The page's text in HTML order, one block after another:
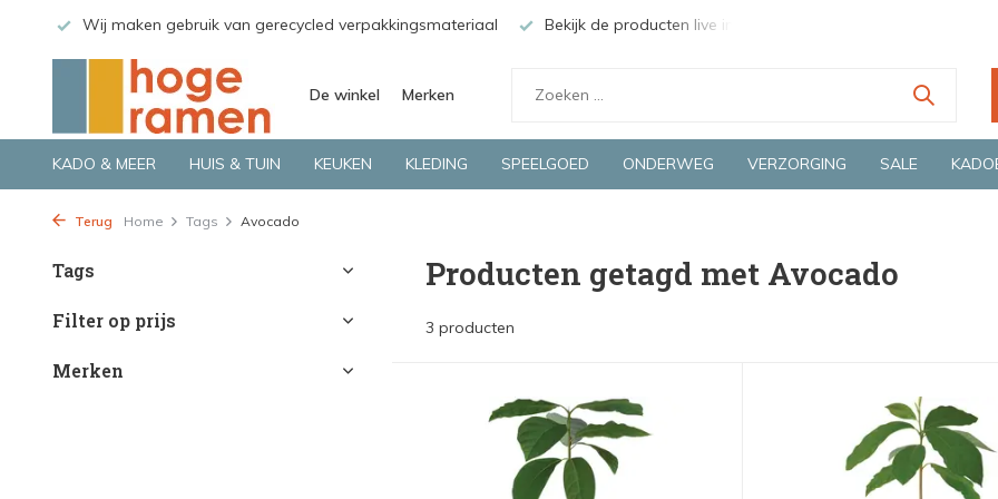
Wij maken gebruik van gerecycled verpakkingsmateriaal Bekijk de producten live in onze winkel in Deventer
De winkel Merken
KADO & MEER HUIS & TUIN KEUKEN KLEDING SPEELGOED ONDERWEG VERZORGING SALE
Terug Home Tags Avocado
Tags
Filter op prijs
Merken
Producten getagd met Avocado
3 producten